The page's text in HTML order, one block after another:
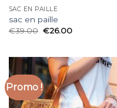
SAC EN PAILLE
sac en paille
€39.00 €26.00
Promo !